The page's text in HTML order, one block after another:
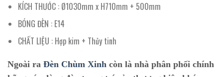
KÍCH THƯỚC : Ø1030mm x H710mm + 500mm
BÓNG ĐÈN : E14
CHẤT LIỆU : Hợp kim + Thủy tinh
Ngoài ra Đèn Chùm Xinh còn là nhà phân phối chính